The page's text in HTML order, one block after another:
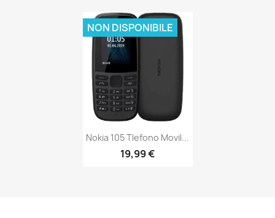
Nokia 105 Tlefono Movil...
19,99 €
NON DISPONIBILE